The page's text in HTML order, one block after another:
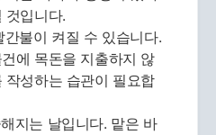
것입니다.
불이 켜질 수 있습니다.
에 목돈을 지출하지 않
작성하는 습관이 필요합
지는 날입니다. 맡은 바